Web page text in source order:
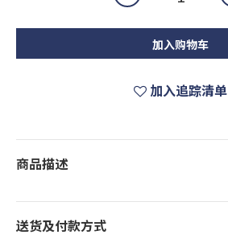
加入购物车
加入追踪清单
商品描述
送货及付款方式